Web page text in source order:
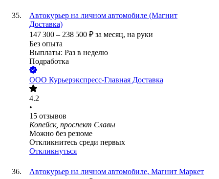
Автокурьер на личном автомобиле (Магнит
Доставка)
147 300 – 238 500 ₽ за месяц, на руки
Без опыта
Выплаты: Раз в неделю
Подработка
ООО Курьерэкспресс-Главная Доставка
4.2
•
15 отзывов
Копейск, проспект Славы
Можно без резюме
Откликнитесь среди первых
Откликнуться
Автокурьер на личном автомобиле, Магнит Маркет